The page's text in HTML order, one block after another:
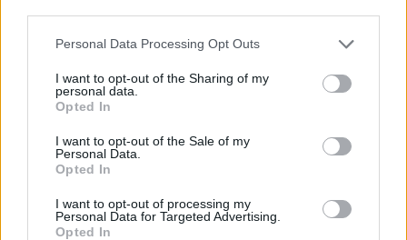
Personal Data Processing Opt Outs
I want to opt-out of the Sharing of my
personal data.
Opted In
I want to opt-out of the Sale of my
Personal Data.
Opted In
I want to opt-out of processing my
Personal Data for Targeted Advertising.
Opted In
καιρό τα μάτια και την...
Ταχύτερη βιολογική γήρανση στους
26 Φεβρουαρίου 2026